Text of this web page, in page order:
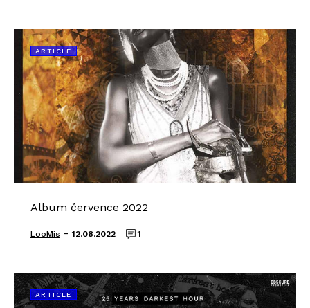
ARTICLE
Album července 2022
LooMis - 12.08.2022 1
ARTICLE